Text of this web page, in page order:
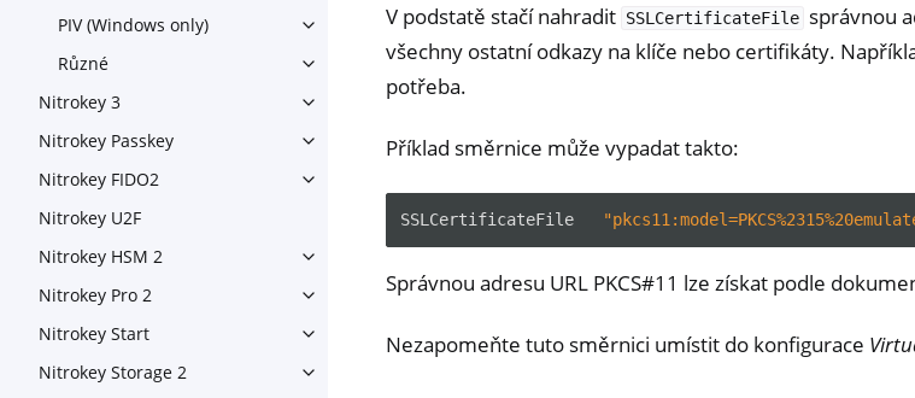
PIV (Windows only)
Toggle navigation of PIV (Windows only)
Různé
Toggle navigation of Různé
Nitrokey 3
Toggle navigation of Nitrokey 3
Nitrokey Passkey
Toggle navigation of Nitrokey Passkey
Nitrokey FIDO2
Toggle navigation of Nitrokey FIDO2
Nitrokey U2F
Nitrokey HSM 2
Toggle navigation of Nitrokey HSM 2
Nitrokey Pro 2
Toggle navigation of Nitrokey Pro 2
Nitrokey Start
Toggle navigation of Nitrokey Start
Nitrokey Storage 2
Toggle navigation of Nitrokey Storage 2
V podstatě stačí nahradit SSLCertificateFile správnou
všechny ostatní odkazy na klíče nebo certifikáty.
potřeba.
Příklad směrnice může vypadat takto:
SSLCertificateFile
Správnou adresu URL PKCS#11 lze získat podle
Nezapomeňte tuto směrnici umístit do konfigurace